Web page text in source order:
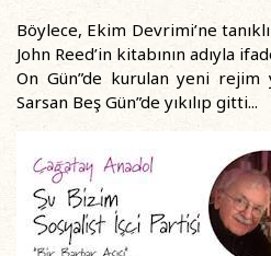
Böylece, Ekim Devrimi’ne
John Reed’in kitabının adıyla
On Gün”de kurulan yeni rejim
Sarsan Beş Gün”de yıkılıp gitti...